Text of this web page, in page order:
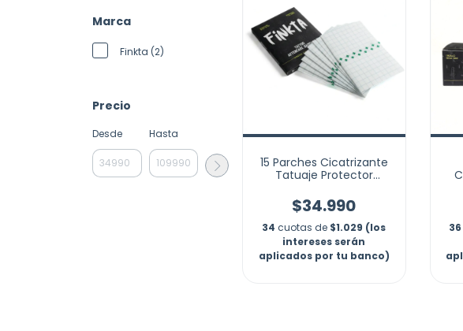
Marca
Finkta (2)
Precio
Desde Hasta
15 Parches Cicatrizante
Tatuaje Protector
$34.990
34 cuotas de $1.029 (los
intereses serán
aplicados por tu banco)
36